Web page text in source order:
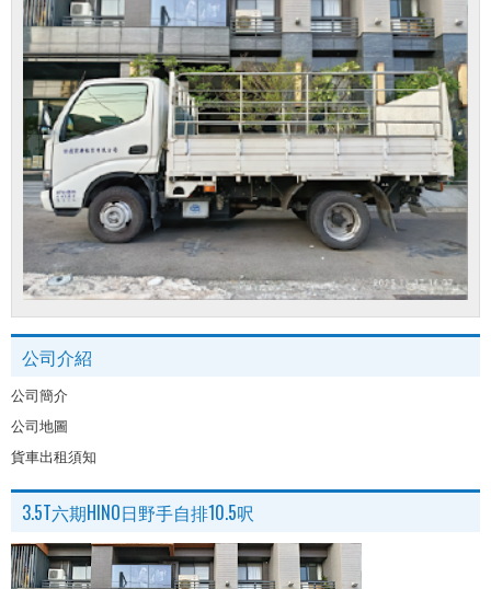
公司介紹
公司簡介
公司地圖
貨車出租須知
3.5T六期HINO日野手自排10.5呎